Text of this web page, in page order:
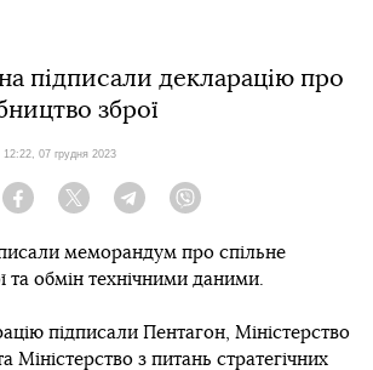
підписали декларацію про
зброї
Дата:
12:22, 07 грудня 2023
Facebook Twitter Telegram
меморандум про спільне
та обмін технічними даними.
підписали Пентагон, Міністерство
Міністерство з питань стратегічних